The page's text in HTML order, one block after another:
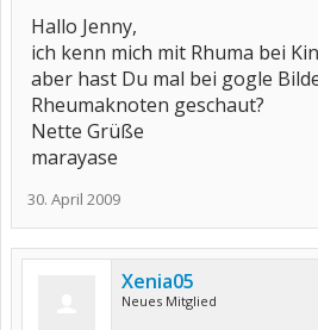
Hallo Jenny,
ich kenn mich mit Rhuma bei
aber hast Du mal bei gogle
Rheumaknoten geschaut?
Nette Grüße
marayase
30. April 2009
Xenia05
Neues Mitglied